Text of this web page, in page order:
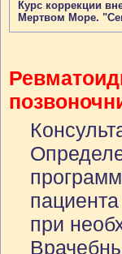
Курс коррекции
Мертвом Море.
при